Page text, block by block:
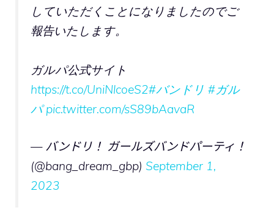
していただくことになりましたのでご
報告いたします。
ガルパ公式サイト
https://t.co/UniNlcoeS2#バンドリ #ガル
パ pic.twitter.com/sS89bAavaR
— バンドリ！ ガールズバンドパーティ！
(@bang_dream_gbp) September 1,
2023